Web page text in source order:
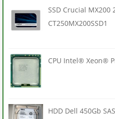
SSD Crucial MX200
CT250MX200SSD1
CPU Intel® Xeon®
HDD Dell 450Gb